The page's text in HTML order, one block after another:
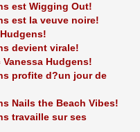
est Wigging Out!
est la veuve noire!
devient virale!
Vanessa Hudgens!
profite d?un jour de
Nails the Beach Vibes!
travaille sur ses